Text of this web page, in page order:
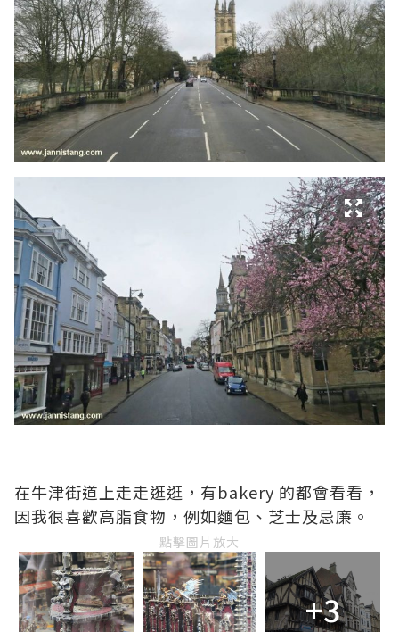
在牛津街道上走走逛逛，有bakery 的都會看看，
因我很喜歡高脂食物，例如麵包、芝士及忌廉。
點擊圖片放大
+3